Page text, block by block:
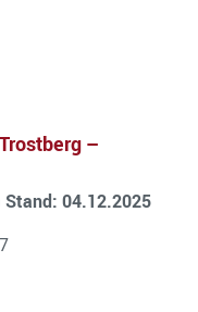
–
Stand: 04.12.2025